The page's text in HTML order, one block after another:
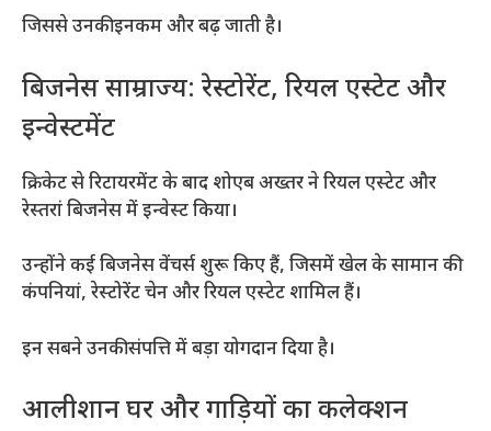
जिससे उनकी इनकम और बढ़ जाती है।
बिजनेस साम्राज्य: रेस्टोरेंट, रियल एस्टेट और
इन्वेस्टमेंट
क्रिकेट से रिटायरमेंट के बाद शोएब अख्तर ने रियल एस्टेट और
रेस्तरां बिजनेस में इन्वेस्ट किया।
उन्होंने कई बिजनेस वेंचर्स शुरू किए हैं, जिसमें खेल के सामान की
कंपनियां, रेस्टोरेंट चेन और रियल एस्टेट शामिल हैं।
इन सबने उनकी संपत्ति में बड़ा योगदान दिया है।
आलीशान घर और गाड़ियों का कलेक्शन